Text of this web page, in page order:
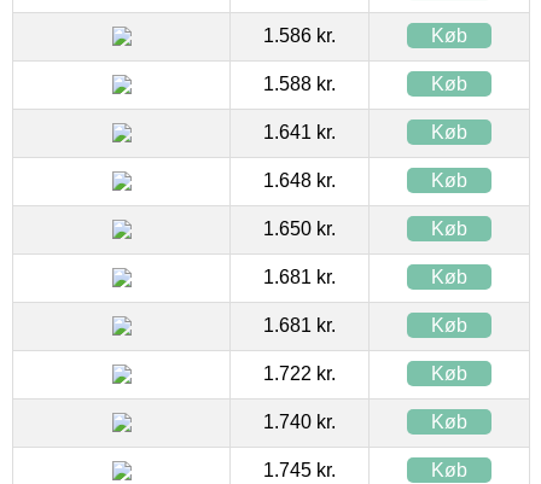
1.586 kr. Køb
1.588 kr. Køb
1.641 kr. Køb
1.648 kr. Køb
1.650 kr. Køb
1.681 kr. Køb
1.681 kr. Køb
1.722 kr. Køb
1.740 kr. Køb
1.745 kr. Køb